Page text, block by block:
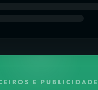
E PUBLICIDADE